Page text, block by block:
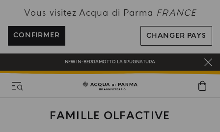
Vous visitez Acqua di Parma FRANCE
CONFIRMER CHANGER PAYS
À 120€
INSCRIVEZ-VOUS ET PROFITEZ DE NOS AVANTAGES
CADEAU OFFERT POUR TOUTE COMMANDE SUPÉRIEURE À 180€
NEW IN: BERGAMOTTO LA SPUGNATURA
FAMILLE OLFACTIVE